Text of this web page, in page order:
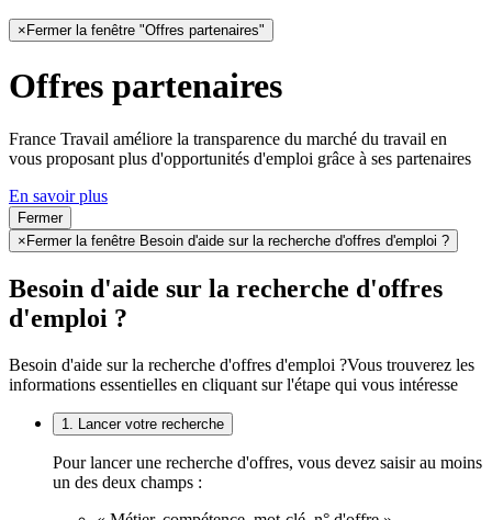
× Fermer la fenêtre "Offres partenaires"
Offres partenaires
France Travail améliore la transparence du marché du travail en
vous proposant plus d'opportunités d'emploi grâce à ses partenaires
En savoir plus
Fermer
× Fermer la fenêtre Besoin d'aide sur la recherche d'offres d'emploi ?
Besoin d'aide sur la recherche d'offres
d'emploi ?
Besoin d'aide sur la recherche d'offres d'emploi ?Vous trouverez les
informations essentielles en cliquant sur l'étape qui vous intéresse
1. Lancer votre recherche
Pour lancer une recherche d'offres, vous devez saisir au moins
un des deux champs :